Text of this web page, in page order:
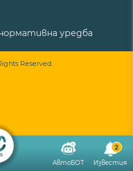
АвтоБОТ
2
Известия
уредба
Reserved.